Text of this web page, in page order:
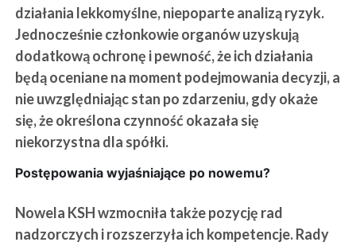
działania lekkomyślne, niepoparte analizą ryzyk.
Jednocześnie członkowie organów uzyskują
dodatkową ochronę i pewność, że ich działania
będą oceniane na moment podejmowania decyzji, a
nie uwzględniając stan po zdarzeniu, gdy okaże
się, że określona czynność okazała się
niekorzystna dla spółki.
Postępowania wyjaśniające po nowemu?
Nowela KSH wzmocniła także pozycję rad
nadzorczych i rozszerzyła ich kompetencje. Rady